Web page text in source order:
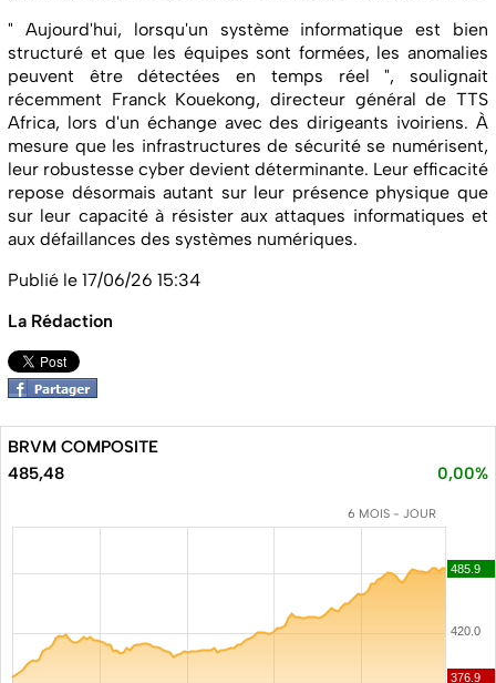
" Aujourd'hui, lorsqu'un système informatique est bien
structuré et que les équipes sont formées, les anomalies
peuvent être détectées en temps réel ", soulignait
récemment Franck Kouekong, directeur général de TTS
Africa, lors d'un échange avec des dirigeants ivoiriens. À
mesure que les infrastructures de sécurité se numérisent,
leur robustesse cyber devient déterminante. Leur efficacité
repose désormais autant sur leur présence physique que
sur leur capacité à résister aux attaques informatiques et
aux défaillances des systèmes numériques.
Publié le 17/06/26 15:34
La Rédaction
BRVM COMPOSITE
485,48
0,00%
6 MOIS - JOUR